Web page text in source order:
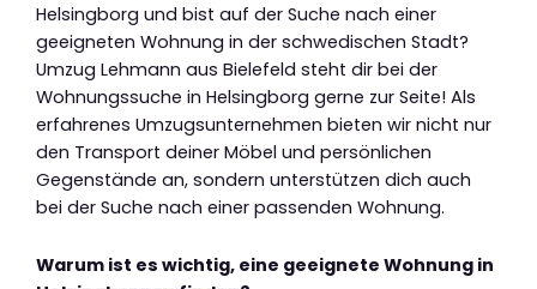
Helsingborg und bist auf der Suche nach einer
geeigneten Wohnung in der schwedischen Stadt?
Umzug Lehmann aus Bielefeld steht dir bei der
Wohnungssuche in Helsingborg gerne zur Seite! Als
erfahrenes Umzugsunternehmen bieten wir nicht nur
den Transport deiner Möbel und persönlichen
Gegenstände an, sondern unterstützen dich auch
bei der Suche nach einer passenden Wohnung.
Warum ist es wichtig, eine geeignete Wohnung in